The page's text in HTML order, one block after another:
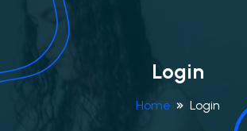
Login
Home Login